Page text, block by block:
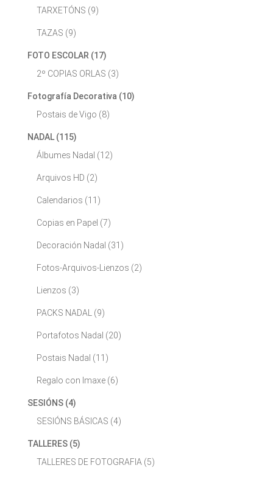
TARXETÓNS (9)
TAZAS (9)
FOTO ESCOLAR (17)
2º COPIAS ORLAS (3)
Fotografía Decorativa (10)
Postais de Vigo (8)
NADAL (115)
Álbumes Nadal (12)
Arquivos HD (2)
Calendarios (11)
Copias en Papel (7)
Decoración Nadal (31)
Fotos-Arquivos-Lienzos (2)
Lienzos (3)
PACKS NADAL (9)
Portafotos Nadal (20)
Postais Nadal (11)
Regalo con Imaxe (6)
SESIÓNS (4)
SESIÓNS BÁSICAS (4)
TALLERES (5)
TALLERES DE FOTOGRAFIA (5)